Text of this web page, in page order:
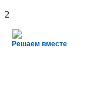
2
Решаем вместе